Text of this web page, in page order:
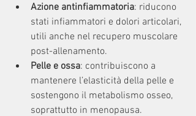
Azione antinfiammatoria: riducono
stati infiammatori e dolori articolari,
utili anche nel recupero muscolare
post-allenamento.
Pelle e ossa: contribuiscono a
mantenere l’elasticità della pelle e
sostengono il metabolismo osseo,
soprattutto in menopausa.